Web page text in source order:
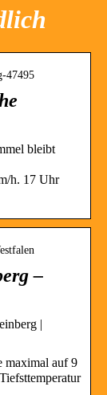
47495
bleibt
h. 17 Uhr
–
|
maximal auf 9